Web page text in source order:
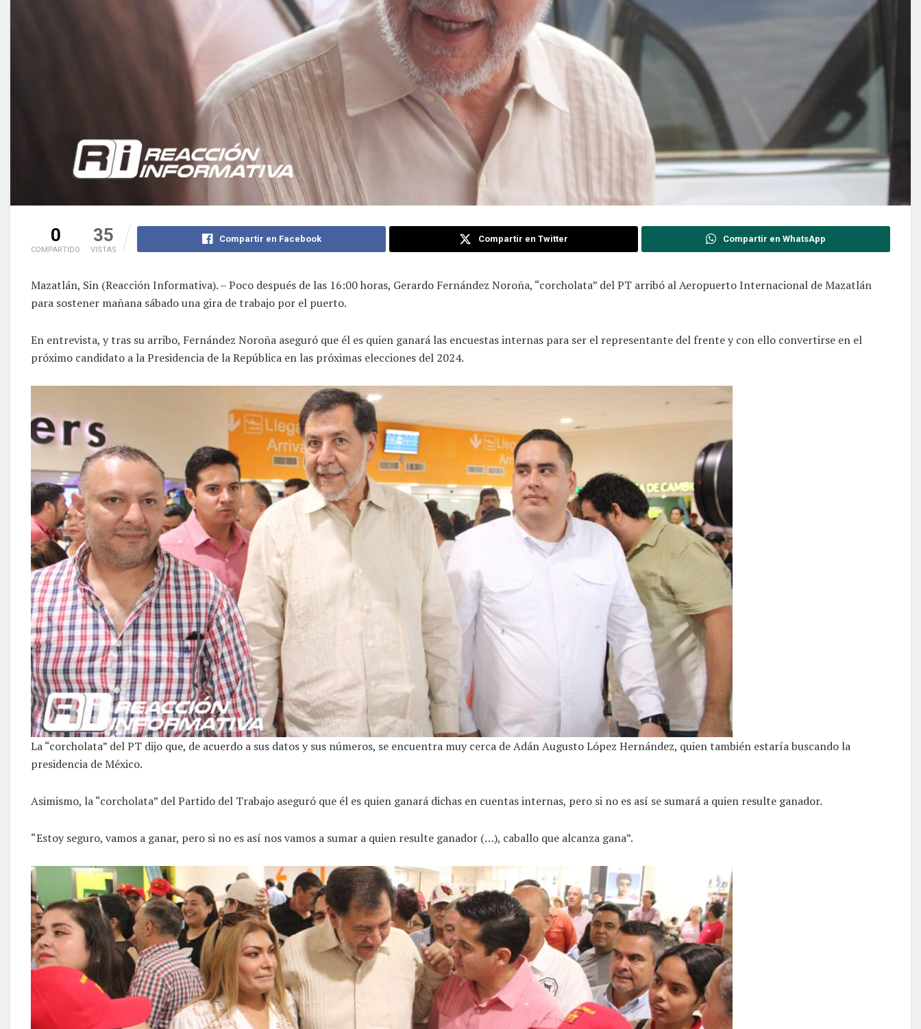
0
COMPARTIDO
35
VISTAS
Compartir en Facebook Compartir en Twitter Compartir en WhatsApp
Mazatlán, Sin (Reacción Informativa). – Poco después de las 16:00 horas, Gerardo Fernández Noroña, “corcholata” del PT arribó al Aeropuerto Internacional de Mazatlán
para sostener mañana sábado una gira de trabajo por el puerto.
En entrevista, y tras su arribo, Fernández Noroña aseguró que él es quien ganará las encuestas internas para ser el representante del frente y con ello convertirse en el
próximo candidato a la Presidencia de la República en las próximas elecciones del 2024.
La “corcholata” del PT dijo que, de acuerdo a sus datos y sus números, se encuentra muy cerca de Adán Augusto López Hernández, quien también estaría buscando la
presidencia de México.
Asimismo, la “corcholata” del Partido del Trabajo aseguró que él es quien ganará dichas en cuentas internas, pero si no es así se sumará a quien resulte ganador.
“Estoy seguro, vamos a ganar, pero si no es así nos vamos a sumar a quien resulte ganador (…), caballo que alcanza gana”.